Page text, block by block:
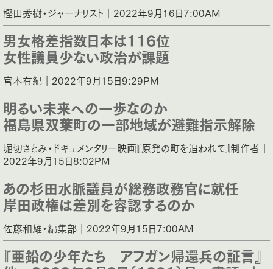
樫田秀樹・ジャーナリスト｜2022年9月16日7:00AM
男女格差指数日本は116位
女性議員少ない政治が課題
宮本有紀｜2022年9月15日9:29PM
明るい未来への一歩なのか
福島県双葉町の一部地域が避難指示解除
堀切さとみ・ドキュメンタリー映画『原発の町を追われて』制作者｜
2022年9月15日8:02PM
あの杉田水脈議員が総務政務官に就任
岸田政権は差別を容認するのか
佐藤和雄・編集部｜2022年9月15日7:00AM
『亜鉛の少年たち アフガン帰還兵の証言』